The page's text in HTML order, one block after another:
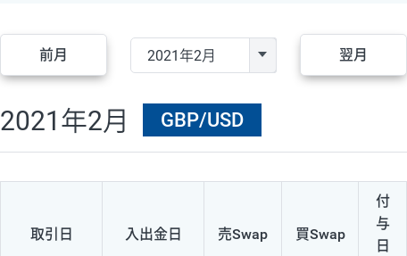
前月 翌月
2021年2月 GBP/USD
取引日 入出金日 売Swap 買Swap
付
与
日